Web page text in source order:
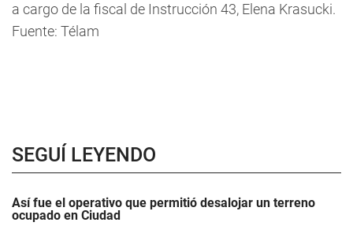
a cargo de la fiscal de Instrucción 43, Elena Krasucki.
Fuente: Télam
SEGUÍ LEYENDO
Así fue el operativo que permitió desalojar un terreno
ocupado en Ciudad